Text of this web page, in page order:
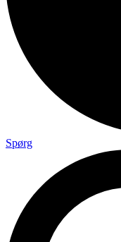
Spørg